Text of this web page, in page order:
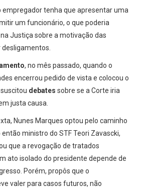
empregador tenha que apresentar uma
um funcionário, o que poderia
Justiça sobre a motivação das
, no mês passado, quando o
encerrou pedido de vista e colocou o
debates sobre se a Corte iria
justa causa.
Nunes Marques optou pelo caminho
ministro do STF Teori Zavascki,
que a revogação de tratados
ato isolado do presidente depende de
Porém, propôs que o
valer para casos futuros, não